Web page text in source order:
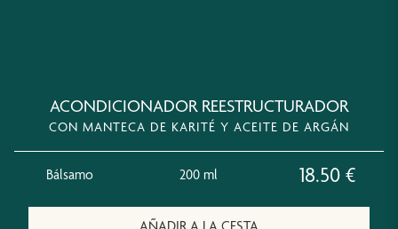
ACONDICIONADOR REESTRUCTURADOR
CON MANTECA DE KARITÉ Y ACEITE DE ARGÁN
Bálsamo 200 ml 18.50€